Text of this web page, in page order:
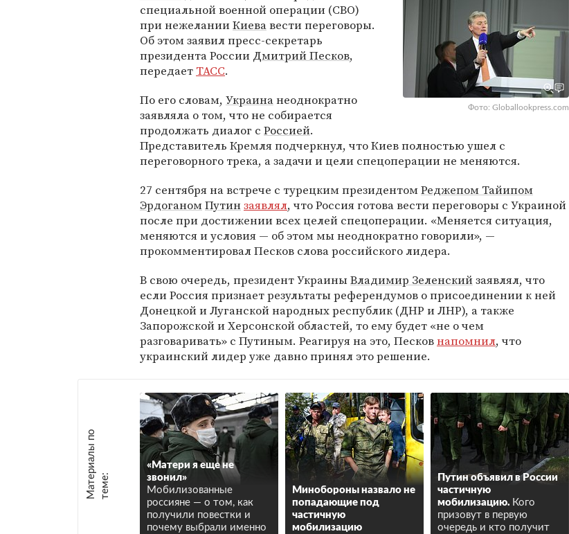
Фото: Globallookpress.com
специальной военной операции (СВО)
при нежеланииКиевавести переговоры.
Об этом заявил пресс-секретарь
президента России Дмитрий Песков,
передает ТАСС.
По его словам, Украинанеоднократно
заявляла о том, что не собирается
продолжать диалог с Россией.
Представитель Кремля подчеркнул, что Киев полностью ушел с
переговорного трека, а задачи и цели спецоперации не меняются.
27 сентября на встрече с турецким президентомРеджепом Тайипом
ЭрдоганомПутинзаявлял, что Россия готова вести переговоры с Украиной
после при достижении всех целей спецоперации. «Меняется ситуация,
меняются и условия — об этом мы неоднократно говорили», —
прокомментировал Песков слова российского лидера.
В свою очередь, президент УкраиныВладимир Зеленскийзаявлял, что
если Россия признает результаты референдумов о присоединении к ней
Донецкой и Луганской народных республик (ДНР и ЛНР), а также
Запорожской и Херсонской областей, то ему будет «не о чем
разговаривать» с Путиным. Реагируя на это, Песковнапомнил, что
украинский лидер уже давно принял это решение.
М
а
т е
р
и
а
л
ы
п
о
т
е
м
е :
«Матери я еще не
звонил»
Мобилизованные
россияне — о том, как
получили повестки и
почему выбрали именно
Минобороны назвало не
попадающие под
частичную
мобилизацию
Путин объявил в России
частичную
мобилизацию. Кого
призовут в первую
очередь и кто получит